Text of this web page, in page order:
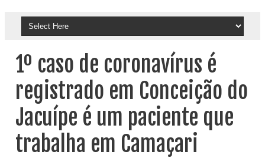
1º caso de coronavírus é
registrado em Conceição do
Jacuípe é um paciente que
trabalha em Camaçari